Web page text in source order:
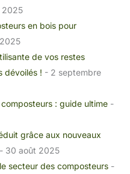
2025
en bois pour
de vos restes
dévoilés ! - 2 septembre
: guide ultime -
grâce aux nouveaux
- 30 août 2025
secteur des composteurs -